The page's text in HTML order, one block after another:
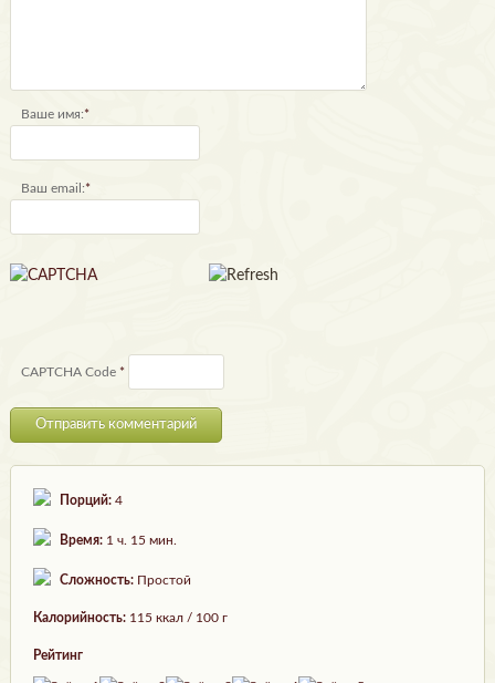
Ваше имя:*
Ваш email:*
CAPTCHA Code*
Порций:4
Время:1 ч. 15 мин.
Сложность:Простой
Калорийность:115 ккал / 100 г
Рейтинг